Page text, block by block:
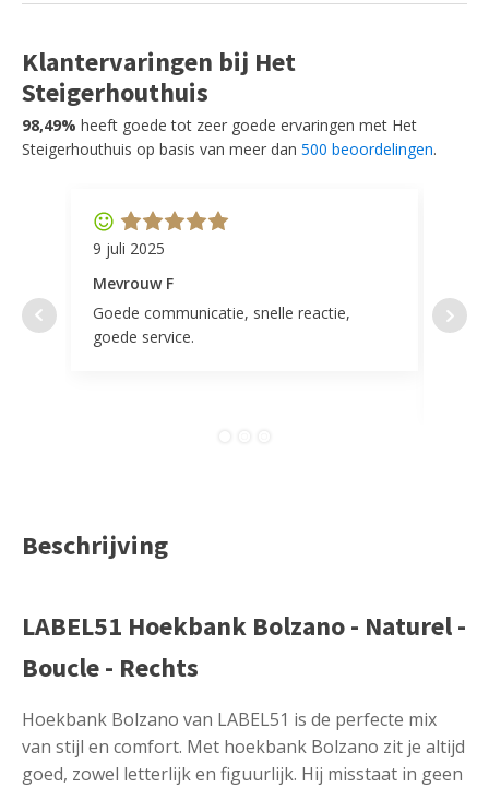
Klantervaringen bij Het
Steigerhouthuis
98,49% heeft goede tot zeer goede ervaringen met Het
Steigerhouthuis op basis van meer dan 500 beoordelingen.
9 juli 2025
Mevrouw F
Goede communicatie, snelle reactie,
goede service.
door
Beschrijving
LABEL51 Hoekbank Bolzano - Naturel -
Boucle - Rechts
Hoekbank Bolzano van LABEL51 is de perfecte mix
van stijl en comfort. Met hoekbank Bolzano zit je altijd
goed, zowel letterlijk en figuurlijk. Hij misstaat in geen